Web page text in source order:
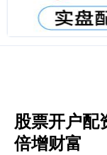
股票开户配
倍增财富